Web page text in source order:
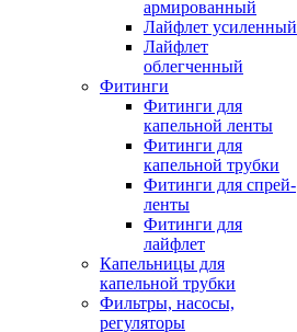
армированный
Лайфлет усиленный
Лайфлет
облегченный
Фитинги
Фитинги для
капельной ленты
Фитинги для
капельной трубки
Фитинги для спрей-
ленты
Фитинги для
лайфлет
Капельницы для
капельной трубки
Фильтры, насосы,
регуляторы